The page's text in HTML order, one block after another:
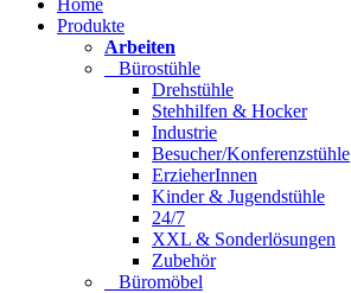
Home
Produkte
Arbeiten
Bürostühle
Drehstühle
Stehhilfen & Hocker
Industrie
Besucher/Konferenzstühle
ErzieherInnen
Kinder & Jugendstühle
24/7
XXL & Sonderlösungen
Zubehör
Büromöbel